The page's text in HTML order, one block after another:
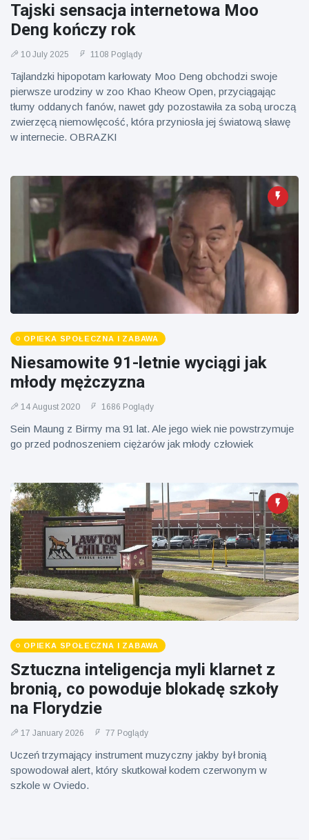
tapira
nizinne w
brytyjskim
zoo od 14 lat
Mężczyzna z
Florydy
aresztowany
po odpaleniu
fajerwerków
z jadącego
samochodu
Poglądy
Tajski sensacja internetowa Moo
Deng kończy rok
10 July 2025 1108 Poglądy
Tajlandzki hipopotam karłowaty Moo Deng obchodzi swoje
pierwsze urodziny w zoo Khao Kheow Open, przyciągając
tłumy oddanych fanów, nawet gdy pozostawiła za sobą uroczą
zwierzęcą niemowlęcość, która przyniosła jej światową sławę
w internecie. OBRAZKI
OPIEKA SPOŁECZNA I ZABAWA
Niesamowite 91-letnie wyciągi jak
młody mężczyzna
14 August 2020 1686 Poglądy
Sein Maung z Birmy ma 91 lat. Ale jego wiek nie powstrzymuje
go przed podnoszeniem ciężarów jak młody człowiek
OPIEKA SPOŁECZNA I ZABAWA
Sztuczna inteligencja myli klarnet z
bronią, co powoduje blokadę szkoły
na Florydzie
17 January 2026 77 Poglądy
Uczeń trzymający instrument muzyczny jakby był bronią
spowodował alert, który skutkował kodem czerwonym w
szkole w Oviedo.